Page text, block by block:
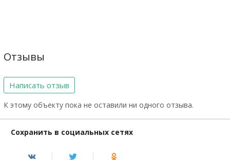
Отзывы
Написать отзыв
К этому объекту пока не оставили ни одного отзыва.
Сохранить в социальных сетях